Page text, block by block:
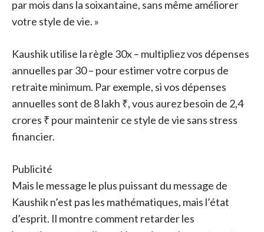
par mois dans la soixantaine, sans même améliorer
votre style de vie. »
Kaushik utilise la règle 30x – multipliez vos dépenses
annuelles par 30 – pour estimer votre corpus de
retraite minimum. Par exemple, si vos dépenses
annuelles sont de 8 lakh ₹, vous aurez besoin de 2,4
crores ₹ pour maintenir ce style de vie sans stress
financier.
Publicité
Mais le message le plus puissant du message de
Kaushik n’est pas les mathématiques, mais l’état
d’esprit. Il montre comment retarder les